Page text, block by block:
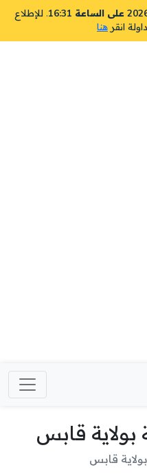
16:31
. للإطلاع
انقر هنا
قابس
قابس